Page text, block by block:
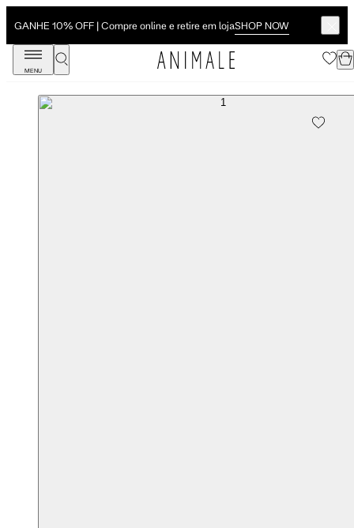
GANHE 10% OFF | Compre online e retire em lojaSHOP NOW
MENU